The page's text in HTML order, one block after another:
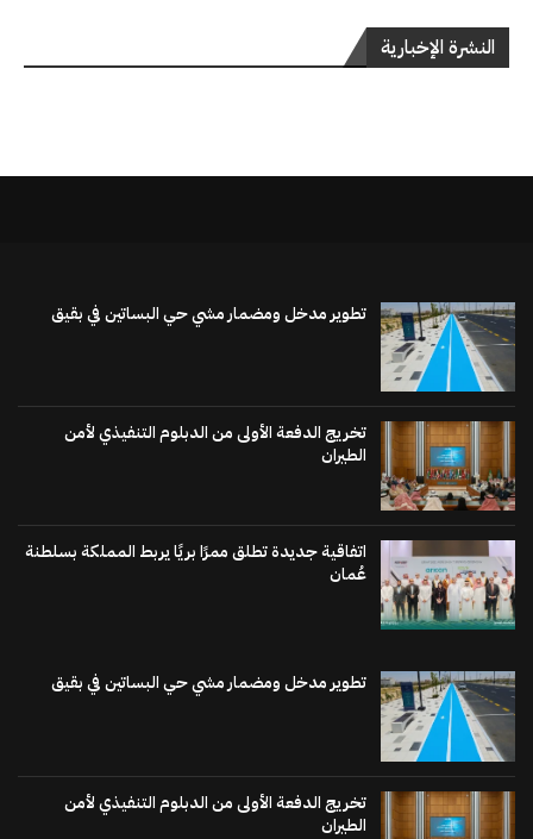
النشرة الإخبارية
تطوير مدخل ومضمار مشي حي البساتين في بقيق
تخريج الدفعة الأولى من الدبلوم التنفيذي لأمن
الطيران
اتفاقية جديدة تطلق ممرًا بريًا يربط المملكة بسلطنة
عُمان
تطوير مدخل ومضمار مشي حي البساتين في بقيق
تخريج الدفعة الأولى من الدبلوم التنفيذي لأمن
الطيران